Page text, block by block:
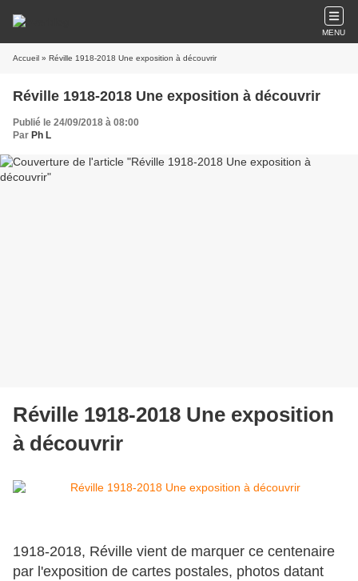
MENU
Accueil » Réville 1918-2018 Une exposition à découvrir
Réville 1918-2018 Une exposition à découvrir
Publié le 24/09/2018 à 08:00
Par Ph L
Réville 1918-2018 Une exposition
à découvrir
1918-2018, Réville vient de marquer ce centenaire
par l'exposition de cartes postales, photos datant